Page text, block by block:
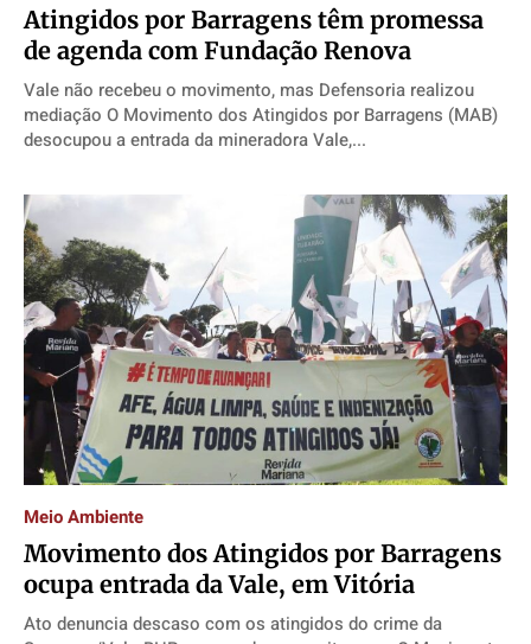
Atingidos por Barragens têm promessa
de agenda com Fundação Renova
Vale não recebeu o movimento, mas Defensoria realizou
mediação O Movimento dos Atingidos por Barragens (MAB)
desocupou a entrada da mineradora Vale,...
Meio Ambiente
Movimento dos Atingidos por Barragens
ocupa entrada da Vale, em Vitória
Ato denuncia descaso com os atingidos do crime da